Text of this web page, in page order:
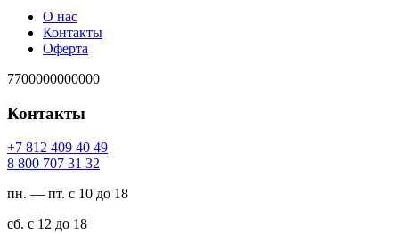
О нас
Контакты
Оферта
7700000000000
Контакты
94 04 904 218 7+
23 13 707 008 8
пн. — пт. с 10 до 18
сб. с 12 до 18